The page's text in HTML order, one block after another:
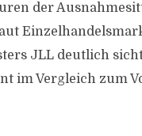
der
JLL deutlich
im Vergleich zum